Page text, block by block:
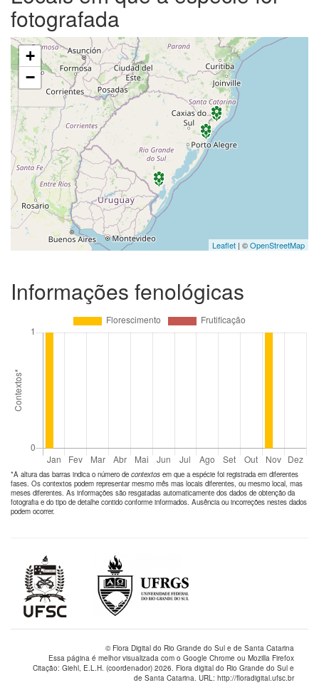
fotografada
+
−
Leaflet | ©OpenStreetMap
Informações fenológicas
*A altura das barras indica o número de contextos em que a espécie foi registrada em diferentes
fases. Os contextos podem representar mesmo mês mas locais diferentes, ou mesmo local, mas
meses diferentes. As informações são resgatadas automaticamente dos dados de obtenção da
fotografia e do tipo de detalhe contido conforme informados. Ausência ou incorreções nestes dados
podem ocorrer.
© Flora Digital do Rio Grande do Sul e de Santa Catarina
Essa página é melhor visualizada com o Google Chrome ou Mozilla Firefox
Citação: Giehl, E.L.H. (coordenador) 2026. Flora digital do Rio Grande do Sul e
de Santa Catarina. URL: http://floradigital.ufsc.br